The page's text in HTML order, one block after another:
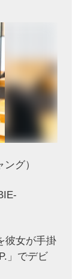
グ）
彼女が手掛
」でデビ